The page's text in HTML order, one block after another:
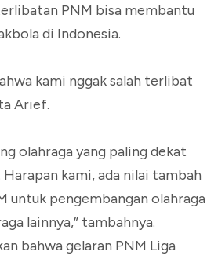
PNM bisa membantu
di Indonesia.
kami nggak salah terlibat
Arief.
olahraga yang paling dekat
kami, ada nilai tambah
untuk pengembangan olahraga
lainnya,” tambahnya.
bahwa gelaran PNM Liga